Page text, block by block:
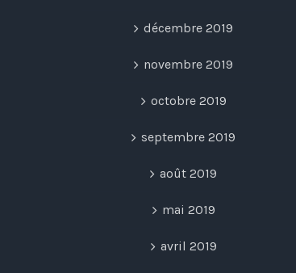
décembre 2019
novembre 2019
octobre 2019
septembre 2019
août 2019
mai 2019
avril 2019